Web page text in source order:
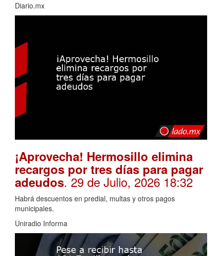
Diario.mx
¡Aprovecha! Hermosillo elimina
recargos por tres días para pagar
adeudos. 29 de Julio, 2026 18:32
Habrá descuentos en predial, multas y otros pagos
municipales.
Uniradio Informa